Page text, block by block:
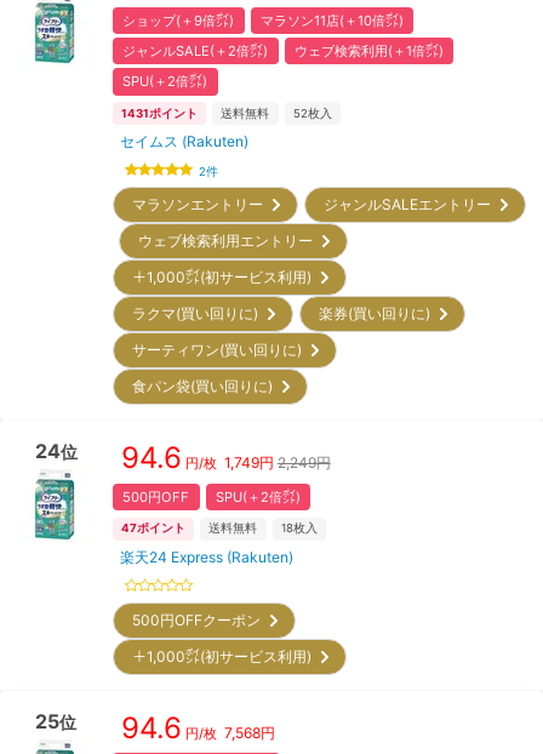
ショップ(＋9倍㌽)
マラソン11店(＋10倍㌽)
ジャンルSALE(＋2倍㌽)
ウェブ検索利用(＋1倍㌽)
SPU(＋2倍㌽)
1431ポイント 送料無料 52枚入
セイムス (Rakuten)
2件
マラソンエントリー
ジャンルSALEエントリー
ウェブ検索利用エントリー
＋1,000㌽(初サービス利用)
ラクマ(買い回りに)
楽券(買い回りに)
サーティワン(買い回りに)
食パン袋(買い回りに)
24位 94.6 円/枚 1,749円 2,249円
500円OFF SPU(＋2倍㌽)
47ポイント 送料無料 18枚入
楽天24 Express (Rakuten)
500円OFFクーポン
＋1,000㌽(初サービス利用)
25位 94.6 円/枚 7,568円